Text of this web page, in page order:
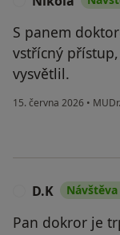
S panem
vstřícný
vysvětlil.
15. června 2026 •
D.K
Pan dokror je